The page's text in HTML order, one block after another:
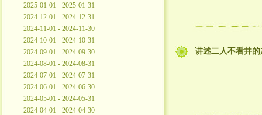
2025-01-01 - 2025-01-31
2024-12-01 - 2024-12-31
2024-11-01 - 2024-11-30
2024-10-01 - 2024-10-31
2024-09-01 - 2024-09-30
2024-08-01 - 2024-08-31
2024-07-01 - 2024-07-31
2024-06-01 - 2024-06-30
2024-05-01 - 2024-05-31
2024-04-01 - 2024-04-30
讲述二人不看井